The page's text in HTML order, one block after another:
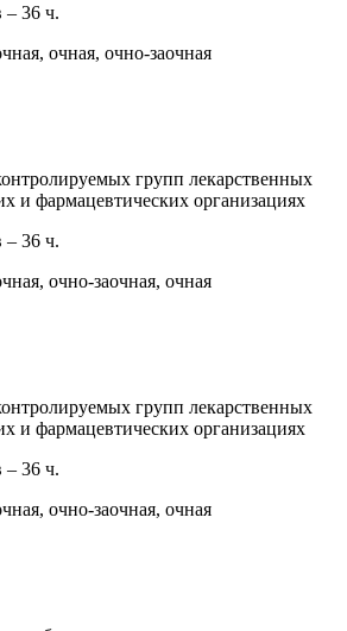
– 36 ч.
очная, очно-заочная
групп лекарственных
и фармацевтических организациях
– 36 ч.
очно-заочная, очная
групп лекарственных
и фармацевтических организациях
– 36 ч.
очно-заочная, очная